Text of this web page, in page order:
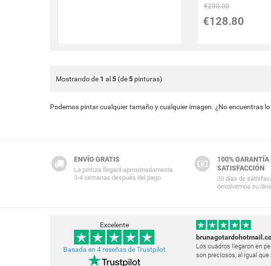
€230.00
€128.80
Mostrando de 1 al 5 (de5 pinturas)
Podemos pintar cualquier tamaño y cualquier imagen. ¿No encuentras
ENVÍO GRATIS
La pintura llegará aproximadamente
3-4 semanas después del pago.
100% GARANTÍA
SATISFACCIÓN
30 días de
devolvemos su
Excelente
Basada en 4 reseñas de Trustpilot
Los cuadros llegaron en
son preciosos, al igual